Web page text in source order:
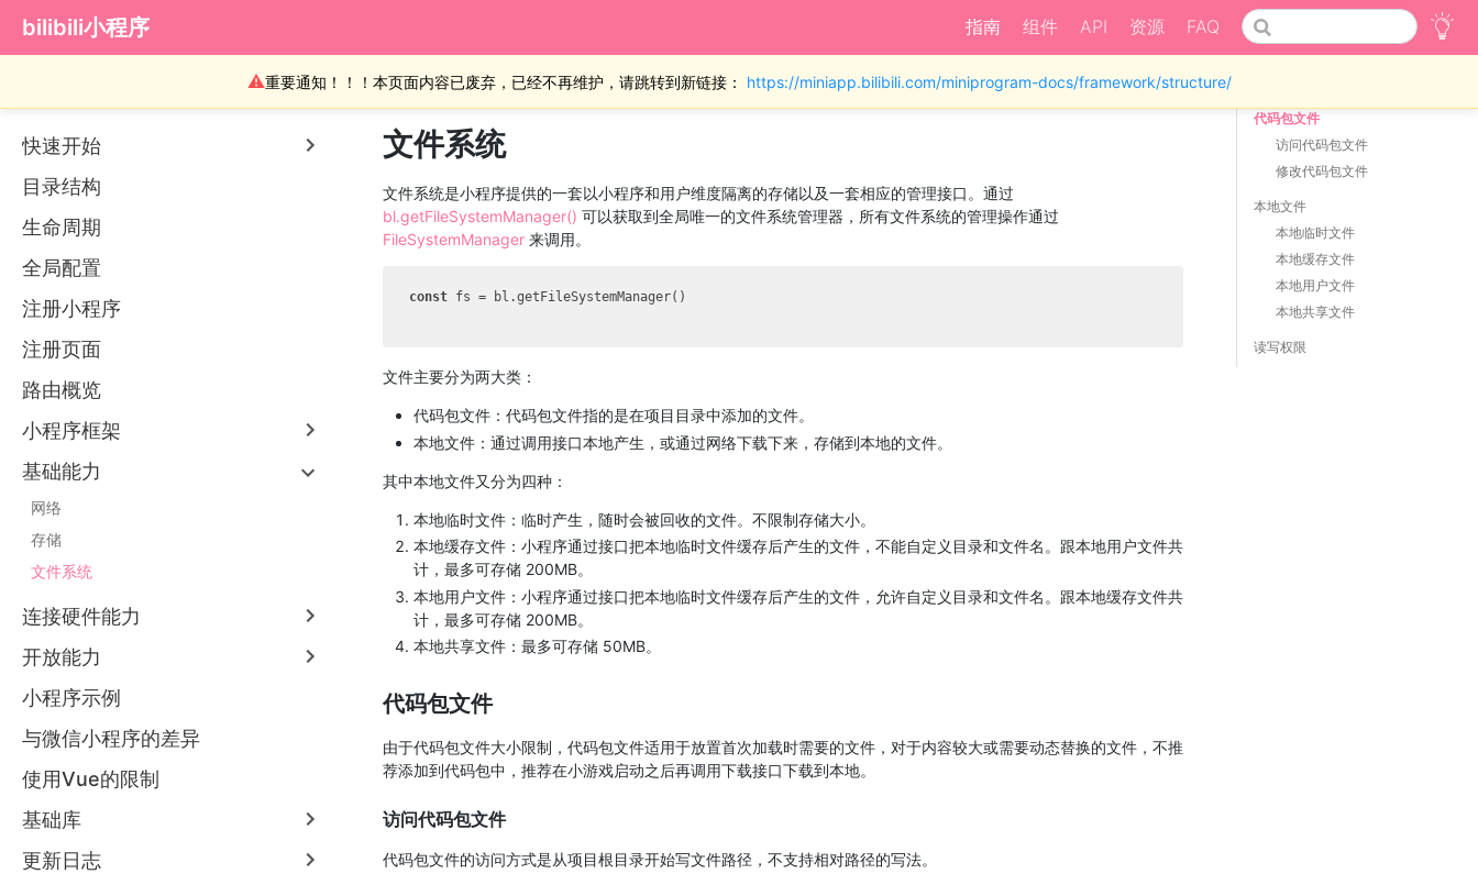
bilibili小程序 指南 组件 API 资源 FAQ
⚠重要通知！！！本页面内容已废弃，已经不再维护，请跳转到新链接： https://miniapp.bilibili.com/miniprogram-docs/framework/structure/
快速开始
目录结构
生命周期
全局配置
注册小程序
注册页面
路由概览
小程序框架
基础能力
网络
存储
文件系统
连接硬件能力
开放能力
小程序示例
与微信小程序的差异
使用Vue的限制
基础库
更新日志
文件系统
文件系统是小程序提供的一套以小程序和用户维度隔离的存储以及一套相应的管理接口。通过
bl.getFileSystemManager() 可以获取到全局唯一的文件系统管理器，所有文件系统的管理操作通过
FileSystemManager 来调用。
const fs = bl.getFileSystemManager()
文件主要分为两大类：
代码包文件：代码包文件指的是在项目目录中添加的文件。
本地文件：通过调用接口本地产生，或通过网络下载下来，存储到本地的文件。
其中本地文件又分为四种：
本地临时文件：临时产生，随时会被回收的文件。不限制存储大小。
本地缓存文件：小程序通过接口把本地临时文件缓存后产生的文件，不能自定义目录和文件名。跟本地用户文件共
计，最多可存储 200MB。
本地用户文件：小程序通过接口把本地临时文件缓存后产生的文件，允许自定义目录和文件名。跟本地缓存文件共
计，最多可存储 200MB。
本地共享文件：最多可存储 50MB。
代码包文件
由于代码包文件大小限制，代码包文件适用于放置首次加载时需要的文件，对于内容较大或需要动态替换的文件，不推
荐添加到代码包中，推荐在小游戏启动之后再调用下载接口下载到本地。
访问代码包文件
代码包文件的访问方式是从项目根目录开始写文件路径，不支持相对路径的写法。
代码包文件
访问代码包文件
修改代码包文件
本地文件
本地临时文件
本地缓存文件
本地用户文件
本地共享文件
读写权限